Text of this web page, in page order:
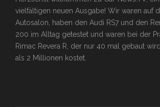
vielfältigen neuen Ausgabe! Wir waren auf
Autosalon, haben den Audi RS7 und den
200 im Alltag getestet und waren bei der
Rimac Revera R, der nur 40 mal gebaut
als 2 Millionen kostet.